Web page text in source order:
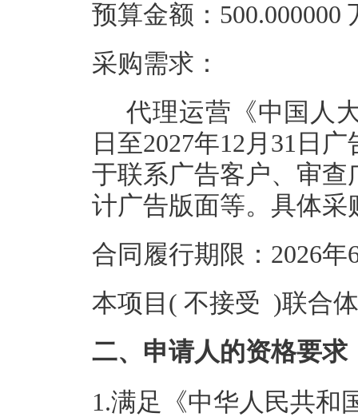
预算金额：500.000000
采购需求：
代理运营《中国人
日至2027年12月31日
于联系广告客户、审
计广告版面等。具体采
合同履行期限：2026年
本项目( 不接受 )联合
二、申请人的资格要求
1.满足《中华人民共和